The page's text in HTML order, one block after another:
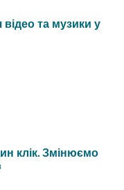
та музики у
клік. Змінюємо